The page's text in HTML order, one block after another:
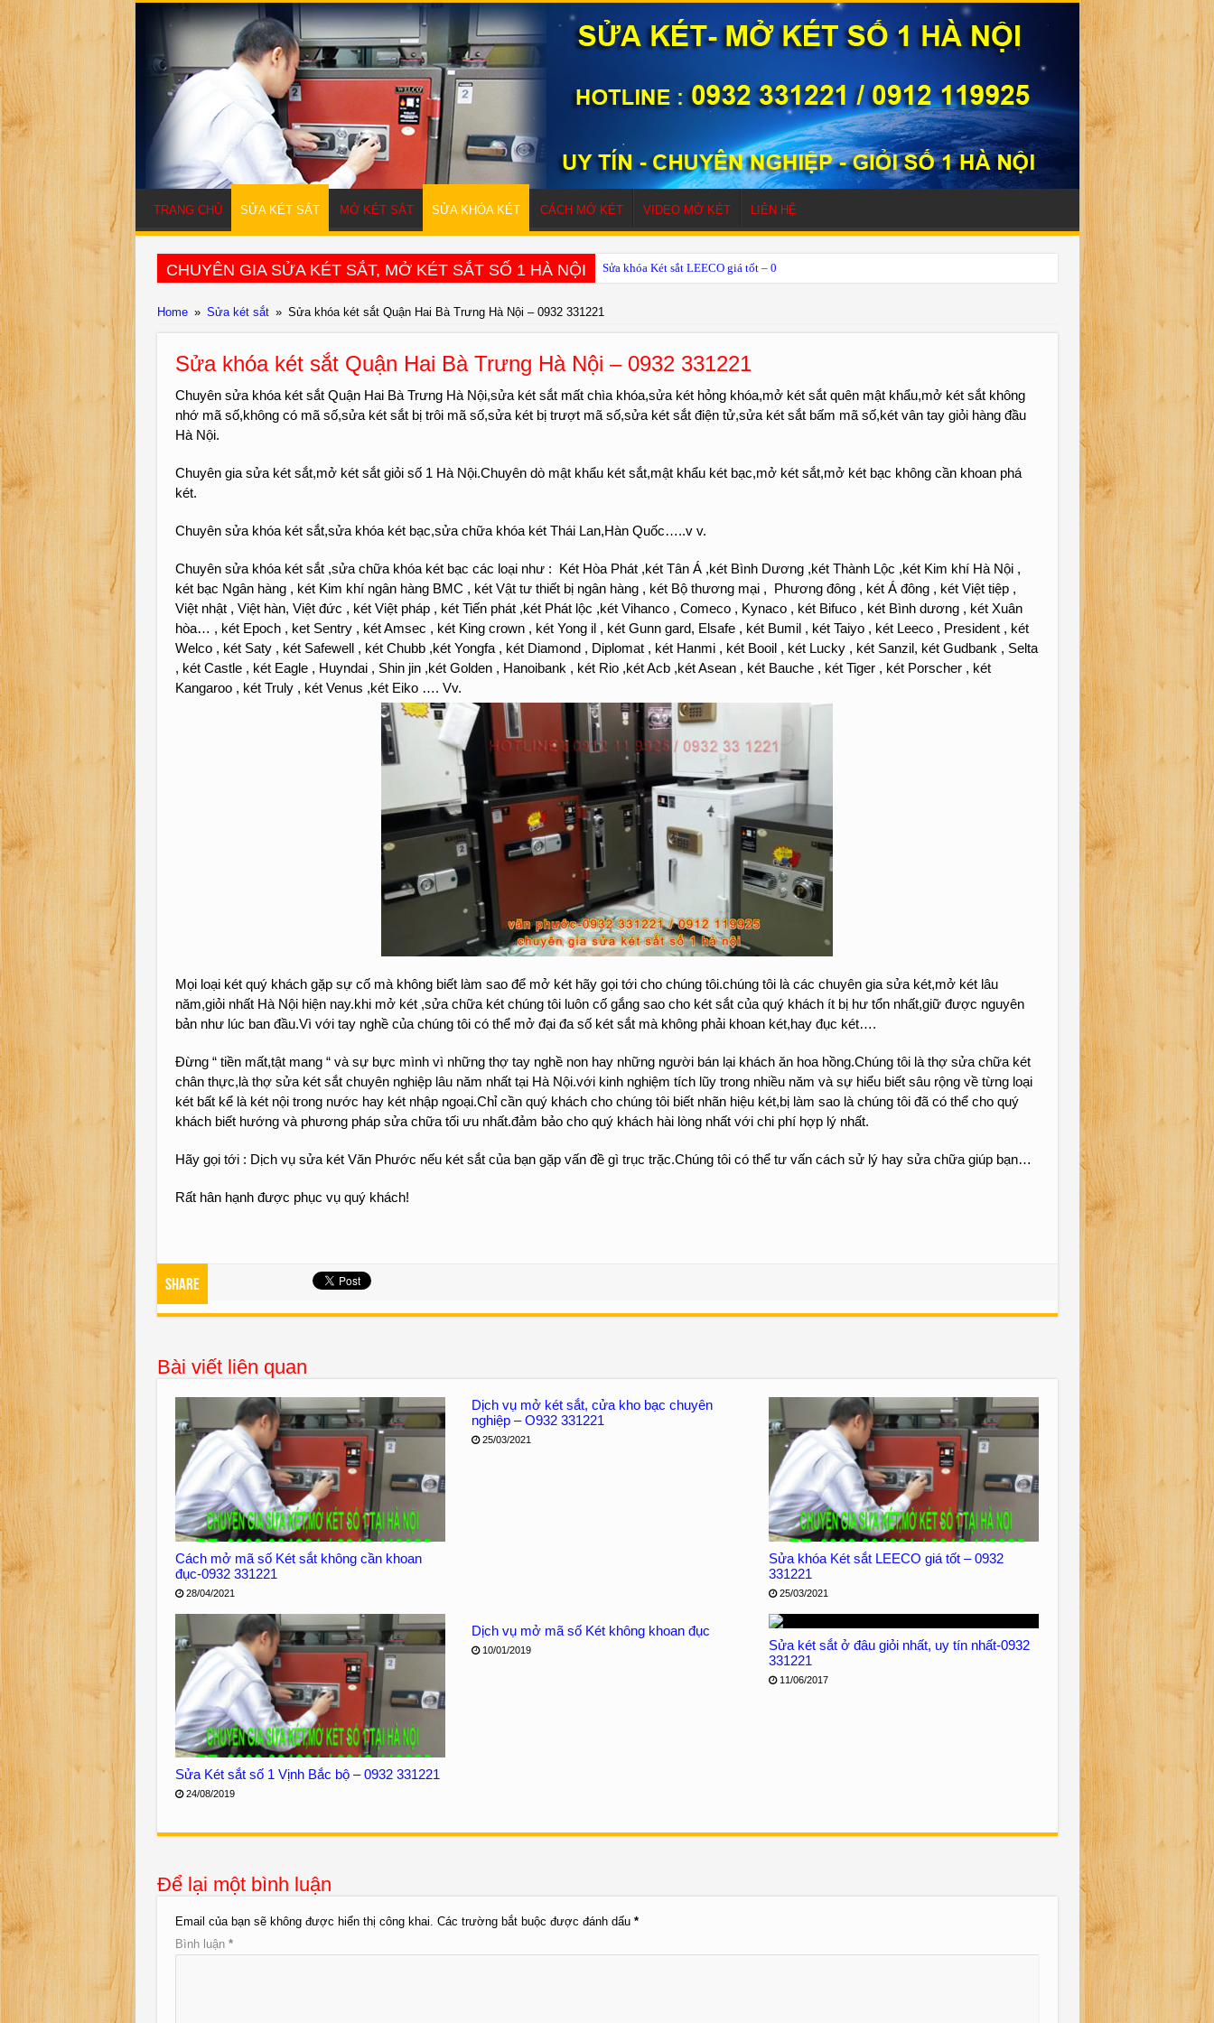
TRANG CHỦ SỬA KÉT SẮT MỞ KÉT SẮT SỬA KHÓA KÉT CÁCH MỞ KÉT VIDEO MỞ KÉT LIÊN HỆ
CHUYÊN GIA SỬA KÉT SẮT, MỞ KÉT SẮT SỐ 1 HÀ NỘI Sửa khóa Két sắt LEECO giá tốt – 0932 331221
Home » Sửa két sắt » Sửa khóa két sắt Quận Hai Bà Trưng Hà Nội – 0932 331221
Sửa khóa két sắt Quận Hai Bà Trưng Hà Nội – 0932 331221
Chuyên sửa khóa két sắt Quận Hai Bà Trưng Hà Nội,sửa két sắt mất chìa khóa,sửa két hỏng khóa,mở két sắt quên mật khẩu,mở két sắt không
nhớ mã số,không có mã số,sửa két sắt bị trôi mã số,sửa két bị trượt mã số,sửa két sắt điện tử,sửa két sắt bấm mã số,két vân tay giỏi hàng đầu
Hà Nội.
Chuyên gia sửa két sắt,mở két sắt giỏi số 1 Hà Nội.Chuyên dò mật khẩu két sắt,mật khẩu két bạc,mở két sắt,mở két bạc không cần khoan phá
két.
Chuyên sửa khóa két sắt,sửa khóa két bạc,sửa chữa khóa két Thái Lan,Hàn Quốc…..v v.
Chuyên sửa khóa két sắt ,sửa chữa khóa két bạc các loại như : Két Hòa Phát ,két Tân Á ,két Bình Dương ,két Thành Lộc ,két Kim khí Hà Nội ,
két bạc Ngân hàng , két Kim khí ngân hàng BMC , két Vật tư thiết bị ngân hàng , két Bộ thương mại , Phương đông , két Á đông , két Việt tiệp ,
Việt nhật , Việt hàn, Việt đức , két Việt pháp , két Tiến phát ,két Phát lộc ,két Vihanco , Comeco , Kynaco , két Bifuco , két Bình dương , két Xuân
hòa… , két Epoch , ket Sentry , két Amsec , két King crown , két Yong il , két Gunn gard, Elsafe , két Bumil , két Taiyo , két Leeco , President , két
Welco , két Saty , két Safewell , két Chubb ,két Yongfa , két Diamond , Diplomat , két Hanmi , két Booil , két Lucky , két Sanzil, két Gudbank , Selta
, két Castle , két Eagle , Huyndai , Shin jin ,két Golden , Hanoibank , két Rio ,két Acb ,két Asean , két Bauche , két Tiger , két Porscher , két
Kangaroo , két Truly , két Venus ,két Eiko …. Vv.
Mọi loại két quý khách gặp sự cố mà không biết làm sao để mở két hãy gọi tới cho chúng tôi.chúng tôi là các chuyên gia sửa két,mở két lâu
năm,giỏi nhất Hà Nội hiện nay.khi mở két ,sửa chữa két chúng tôi luôn cố gắng sao cho két sắt của quý khách ít bị hư tổn nhất,giữ được nguyên
bản như lúc ban đầu.Vì với tay nghề của chúng tôi có thể mở đại đa số két sắt mà không phải khoan két,hay đục két….
Đừng “ tiền mất,tật mang “ và sự bực mình vì những thợ tay nghề non hay những người bán lại khách ăn hoa hồng.Chúng tôi là thợ sửa chữa két
chân thực,là thợ sửa két sắt chuyên nghiệp lâu năm nhất tại Hà Nội.với kinh nghiệm tích lũy trong nhiều năm và sự hiểu biết sâu rộng về từng loại
két bất kể là két nội trong nước hay két nhập ngoại.Chỉ cần quý khách cho chúng tôi biết nhãn hiệu két,bị làm sao là chúng tôi đã có thể cho quý
khách biết hướng và phương pháp sửa chữa tối ưu nhất.đảm bảo cho quý khách hài lòng nhất với chi phí hợp lý nhất.
Hãy gọi tới : Dịch vụ sửa két Văn Phước nếu két sắt của bạn gặp vấn đề gì trục trặc.Chúng tôi có thể tư vấn cách sử lý hay sửa chữa giúp bạn…
Rất hân hạnh được phục vụ quý khách!
Share
Bài viết liên quan
Cách mở mã số Két sắt không cần khoan
đục-0932 331221
28/04/2021
Dịch vụ mở két sắt, cửa kho bạc chuyên
nghiệp – O932 331221
25/03/2021
Sửa khóa Két sắt LEECO giá tốt – 0932
331221
25/03/2021
Sửa Két sắt số 1 Vịnh Bắc bộ – 0932 331221
24/08/2019
Dịch vụ mở mã số Két không khoan đục
10/01/2019
Sửa két sắt ở đâu giỏi nhất, uy tín nhất-0932
331221
11/06/2017
Để lại một bình luận
Email của bạn sẽ không được hiển thị công khai. Các trường bắt buộc được đánh dấu *
Bình luận *